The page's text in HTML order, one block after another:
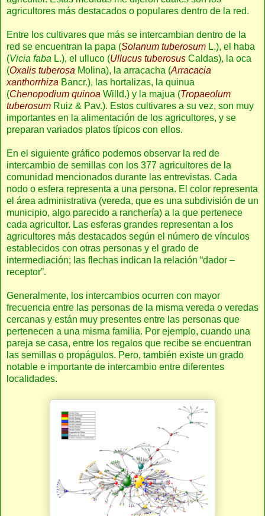
agricultores más destacados o populares dentro de la red.
Entre los cultivares que más se intercambian dentro de la
red se encuentran la papa (Solanum tuberosum L.), el haba
(Vicia faba L.), el ulluco (Ullucus tuberosus Caldas), la oca
(Oxalis tuberosa Molina), la arracacha (Arracacia
xanthorrhiza Bancr.), las hortalizas, la quinua
(Chenopodium quinoa Willd.) y la majua (Tropaeolum
tuberosum Ruiz & Pav.). Estos cultivares a su vez, son muy
importantes en la alimentación de los agricultores, y se
preparan variados platos típicos con ellos.
En el siguiente gráfico podemos observar la red de
intercambio de semillas con los 377 agricultores de la
comunidad mencionados durante las entrevistas. Cada
nodo o esfera representa a una persona. El color representa
el área administrativa (vereda, que es una subdivisión de un
municipio, algo parecido a ranchería) a la que pertenece
cada agricultor. Las esferas grandes representan a los
agricultores más destacados según el número de vínculos
establecidos con otras personas y el grado de
intermediación; las flechas indican la relación “dador –
receptor”.
Generalmente, los intercambios ocurren con mayor
frecuencia entre las personas de la misma vereda o veredas
cercanas y están muy presentes entre las personas que
pertenecen a una misma familia. Por ejemplo, cuando una
pareja se casa, entre los regalos que recibe se encuentran
las semillas o propágulos. Pero, también existe un grado
notable e importante de intercambio entre diferentes
localidades.